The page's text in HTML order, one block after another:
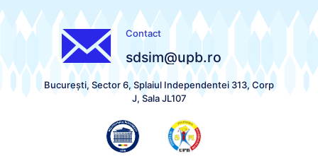
Contact
sdsim@upb.ro
București, Sector 6, Splaiul Independentei 313, Corp
J, Sala JL107